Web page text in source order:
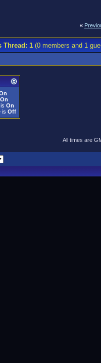
«
Thread: 1(0 members and 1
On
On
is Off
All times are